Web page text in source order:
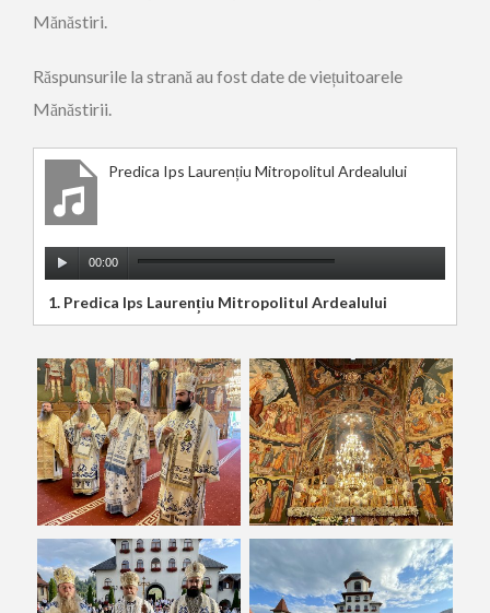
Mănăstiri.
Răspunsurile la strană au fost date de viețuitoarele
Mănăstirii.
Predica Ips Laurențiu Mitropolitul Ardealului
Player
audio
00:00
1. Predica Ips Laurențiu Mitropolitul Ardealului